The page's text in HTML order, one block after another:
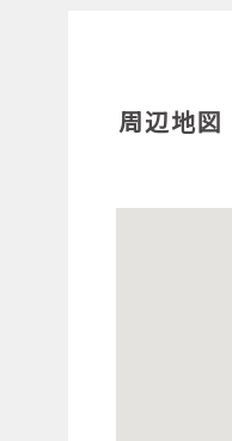
周辺地図